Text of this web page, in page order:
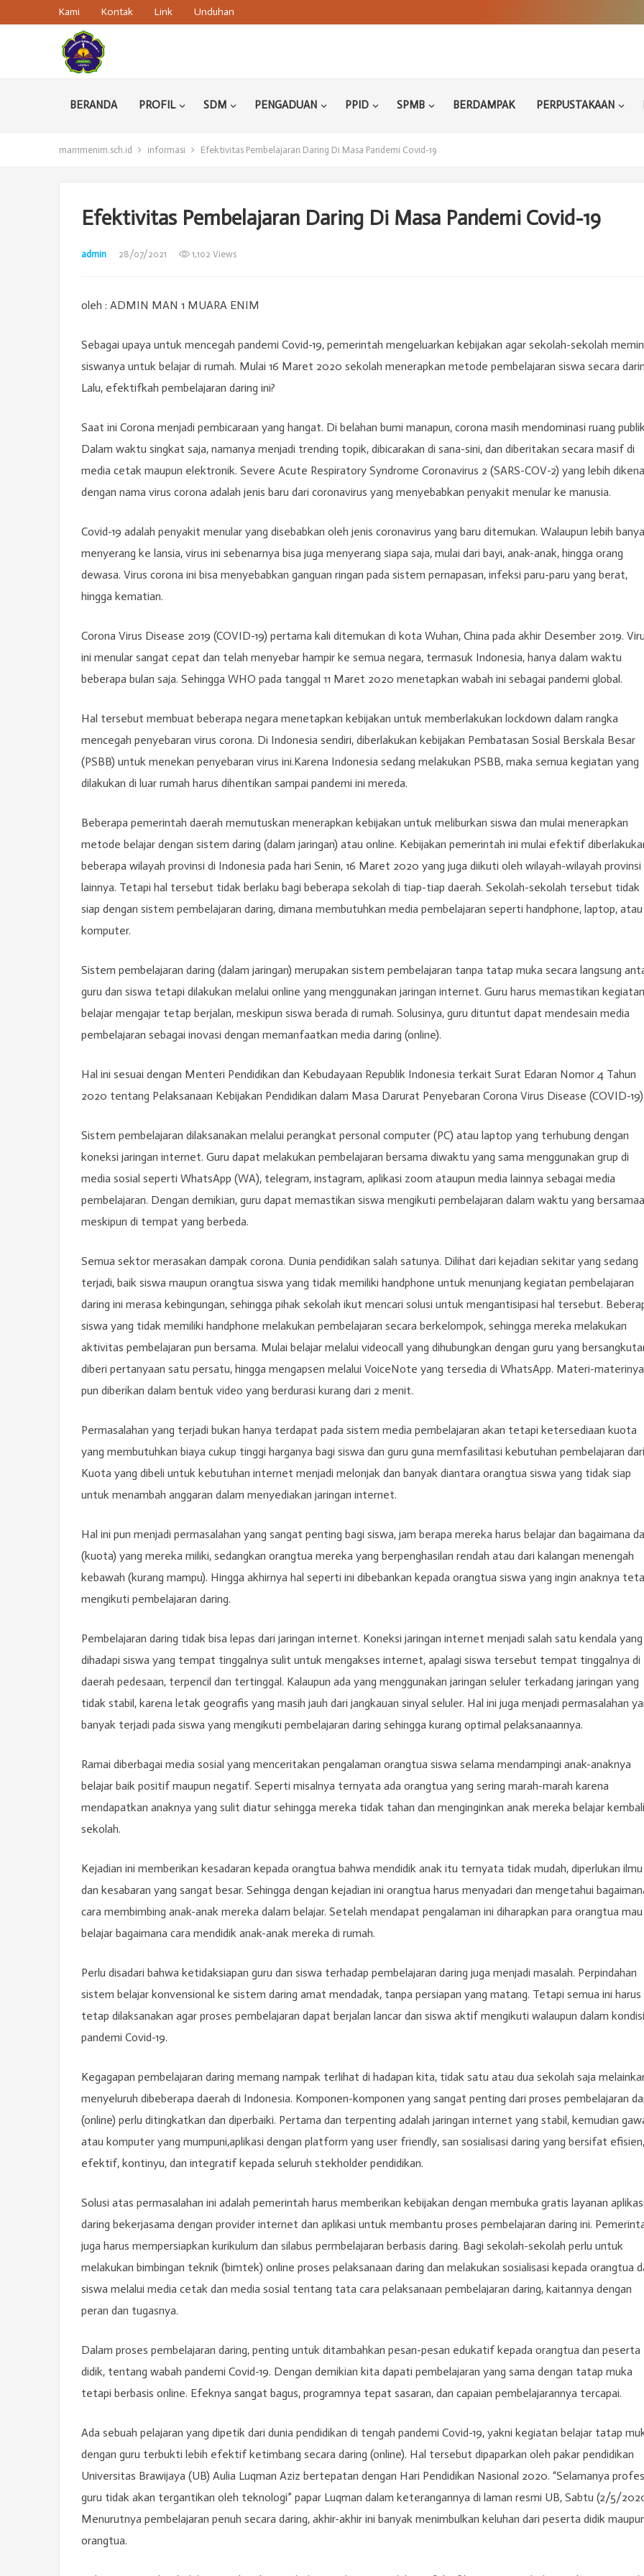
Kami Kontak Link Unduhan
BERANDA PROFIL SDM PENGADUAN PPID SPMB BERDAMPAK PERPUSTAKAAN
man1menim.sch.id informasi Efektivitas Pembelajaran Daring Di Masa Pandemi Covid-19
Efektivitas Pembelajaran Daring Di Masa Pandemi Covid-19
admin 28/07/2021 1,102 Views
oleh : ADMIN MAN 1 MUARA ENIM
Sebagai upaya untuk mencegah pandemi Covid-19, pemerintah mengeluarkan kebijakan agar sekolah-sekolah
siswanya untuk belajar di rumah. Mulai 16 Maret 2020 sekolah menerapkan metode pembelajaran siswa secara
Lalu, efektifkah pembelajaran daring ini?
Saat ini Corona menjadi pembicaraan yang hangat. Di belahan bumi manapun, corona masih mendominasi ruang
Dalam waktu singkat saja, namanya menjadi trending topik, dibicarakan di sana-sini, dan diberitakan secara masif di
media cetak maupun elektronik. Severe Acute Respiratory Syndrome Coronavirus 2 (SARS-COV-2) yang lebih
dengan nama virus corona adalah jenis baru dari coronavirus yang menyebabkan penyakit menular ke manusia.
Covid-19 adalah penyakit menular yang disebabkan oleh jenis coronavirus yang baru ditemukan. Walaupun lebih
menyerang ke lansia, virus ini sebenarnya bisa juga menyerang siapa saja, mulai dari bayi, anak-anak, hingga orang
dewasa. Virus corona ini bisa menyebabkan ganguan ringan pada sistem pernapasan, infeksi paru-paru yang berat,
hingga kematian.
Corona Virus Disease 2019 (COVID-19) pertama kali ditemukan di kota Wuhan, China pada akhir Desember 2019.
ini menular sangat cepat dan telah menyebar hampir ke semua negara, termasuk Indonesia, hanya dalam waktu
beberapa bulan saja. Sehingga WHO pada tanggal 11 Maret 2020 menetapkan wabah ini sebagai pandemi global.
Hal tersebut membuat beberapa negara menetapkan kebijakan untuk memberlakukan lockdown dalam rangka
mencegah penyebaran virus corona. Di Indonesia sendiri, diberlakukan kebijakan Pembatasan Sosial Berskala Besar
(PSBB) untuk menekan penyebaran virus ini.Karena Indonesia sedang melakukan PSBB, maka semua kegiatan yang
dilakukan di luar rumah harus dihentikan sampai pandemi ini mereda.
Beberapa pemerintah daerah memutuskan menerapkan kebijakan untuk meliburkan siswa dan mulai menerapkan
metode belajar dengan sistem daring (dalam jaringan) atau online. Kebijakan pemerintah ini mulai efektif
beberapa wilayah provinsi di Indonesia pada hari Senin, 16 Maret 2020 yang juga diikuti oleh wilayah-wilayah provinsi
lainnya. Tetapi hal tersebut tidak berlaku bagi beberapa sekolah di tiap-tiap daerah. Sekolah-sekolah tersebut tidak
siap dengan sistem pembelajaran daring, dimana membutuhkan media pembelajaran seperti handphone, laptop, atau
komputer.
Sistem pembelajaran daring (dalam jaringan) merupakan sistem pembelajaran tanpa tatap muka secara langsung
guru dan siswa tetapi dilakukan melalui online yang menggunakan jaringan internet. Guru harus memastikan kegiatan
belajar mengajar tetap berjalan, meskipun siswa berada di rumah. Solusinya, guru dituntut dapat mendesain media
pembelajaran sebagai inovasi dengan memanfaatkan media daring (online).
Hal ini sesuai dengan Menteri Pendidikan dan Kebudayaan Republik Indonesia terkait Surat Edaran Nomor 4 Tahun
2020 tentang Pelaksanaan Kebijakan Pendidikan dalam Masa Darurat Penyebaran Corona Virus Disease (COVID-19).
Sistem pembelajaran dilaksanakan melalui perangkat personal computer (PC) atau laptop yang terhubung dengan
koneksi jaringan internet. Guru dapat melakukan pembelajaran bersama diwaktu yang sama menggunakan grup di
media sosial seperti WhatsApp (WA), telegram, instagram, aplikasi zoom ataupun media lainnya sebagai media
pembelajaran. Dengan demikian, guru dapat memastikan siswa mengikuti pembelajaran dalam waktu yang
meskipun di tempat yang berbeda.
Semua sektor merasakan dampak corona. Dunia pendidikan salah satunya. Dilihat dari kejadian sekitar yang sedang
terjadi, baik siswa maupun orangtua siswa yang tidak memiliki handphone untuk menunjang kegiatan pembelajaran
daring ini merasa kebingungan, sehingga pihak sekolah ikut mencari solusi untuk mengantisipasi hal tersebut.
siswa yang tidak memiliki handphone melakukan pembelajaran secara berkelompok, sehingga mereka melakukan
aktivitas pembelajaran pun bersama. Mulai belajar melalui videocall yang dihubungkan dengan guru yang
diberi pertanyaan satu persatu, hingga mengapsen melalui VoiceNote yang tersedia di WhatsApp. Materi-materinya
pun diberikan dalam bentuk video yang berdurasi kurang dari 2 menit.
Permasalahan yang terjadi bukan hanya terdapat pada sistem media pembelajaran akan tetapi ketersediaan kuota
yang membutuhkan biaya cukup tinggi harganya bagi siswa dan guru guna memfasilitasi kebutuhan pembelajaran
Kuota yang dibeli untuk kebutuhan internet menjadi melonjak dan banyak diantara orangtua siswa yang tidak siap
untuk menambah anggaran dalam menyediakan jaringan internet.
Hal ini pun menjadi permasalahan yang sangat penting bagi siswa, jam berapa mereka harus belajar dan bagaimana
(kuota) yang mereka miliki, sedangkan orangtua mereka yang berpenghasilan rendah atau dari kalangan menengah
kebawah (kurang mampu). Hingga akhirnya hal seperti ini dibebankan kepada orangtua siswa yang ingin anaknya
mengikuti pembelajaran daring.
Pembelajaran daring tidak bisa lepas dari jaringan internet. Koneksi jaringan internet menjadi salah satu kendala yang
dihadapi siswa yang tempat tinggalnya sulit untuk mengakses internet, apalagi siswa tersebut tempat tinggalnya di
daerah pedesaan, terpencil dan tertinggal. Kalaupun ada yang menggunakan jaringan seluler terkadang jaringan yang
tidak stabil, karena letak geografis yang masih jauh dari jangkauan sinyal seluler. Hal ini juga menjadi permasalahan
banyak terjadi pada siswa yang mengikuti pembelajaran daring sehingga kurang optimal pelaksanaannya.
Ramai diberbagai media sosial yang menceritakan pengalaman orangtua siswa selama mendampingi anak-anaknya
belajar baik positif maupun negatif. Seperti misalnya ternyata ada orangtua yang sering marah-marah karena
mendapatkan anaknya yang sulit diatur sehingga mereka tidak tahan dan menginginkan anak mereka belajar
sekolah.
Kejadian ini memberikan kesadaran kepada orangtua bahwa mendidik anak itu ternyata tidak mudah, diperlukan ilmu
dan kesabaran yang sangat besar. Sehingga dengan kejadian ini orangtua harus menyadari dan mengetahui
cara membimbing anak-anak mereka dalam belajar. Setelah mendapat pengalaman ini diharapkan para orangtua mau
belajar bagaimana cara mendidik anak-anak mereka di rumah.
Perlu disadari bahwa ketidaksiapan guru dan siswa terhadap pembelajaran daring juga menjadi masalah. Perpindahan
sistem belajar konvensional ke sistem daring amat mendadak, tanpa persiapan yang matang. Tetapi semua ini harus
tetap dilaksanakan agar proses pembelajaran dapat berjalan lancar dan siswa aktif mengikuti walaupun dalam kondisi
pandemi Covid-19.
Kegagapan pembelajaran daring memang nampak terlihat di hadapan kita, tidak satu atau dua sekolah saja
menyeluruh dibeberapa daerah di Indonesia. Komponen-komponen yang sangat penting dari proses pembelajaran
(online) perlu ditingkatkan dan diperbaiki. Pertama dan terpenting adalah jaringan internet yang stabil, kemudian
atau komputer yang mumpuni,aplikasi dengan platform yang user friendly, san sosialisasi daring yang bersifat efisien,
efektif, kontinyu, dan integratif kepada seluruh stekholder pendidikan.
Solusi atas permasalahan ini adalah pemerintah harus memberikan kebijakan dengan membuka gratis layanan aplikasi
daring bekerjasama dengan provider internet dan aplikasi untuk membantu proses pembelajaran daring ini.
juga harus mempersiapkan kurikulum dan silabus permbelajaran berbasis daring. Bagi sekolah-sekolah perlu untuk
melakukan bimbingan teknik (bimtek) online proses pelaksanaan daring dan melakukan sosialisasi kepada orangtua
siswa melalui media cetak dan media sosial tentang tata cara pelaksanaan pembelajaran daring, kaitannya dengan
peran dan tugasnya.
Dalam proses pembelajaran daring, penting untuk ditambahkan pesan-pesan edukatif kepada orangtua dan peserta
didik, tentang wabah pandemi Covid-19. Dengan demikian kita dapati pembelajaran yang sama dengan tatap muka
tetapi berbasis online. Efeknya sangat bagus, programnya tepat sasaran, dan capaian pembelajarannya tercapai.
Ada sebuah pelajaran yang dipetik dari dunia pendidikan di tengah pandemi Covid-19, yakni kegiatan belajar tatap
dengan guru terbukti lebih efektif ketimbang secara daring (online). Hal tersebut dipaparkan oleh pakar pendidikan
Universitas Brawijaya (UB) Aulia Luqman Aziz bertepatan dengan Hari Pendidikan Nasional 2020. “Selamanya
guru tidak akan tergantikan oleh teknologi” papar Luqman dalam keterangannya di laman resmi UB, Sabtu (2/5/
Menurutnya pembelajaran penuh secara daring, akhir-akhir ini banyak menimbulkan keluhan dari peserta didik
orangtua.